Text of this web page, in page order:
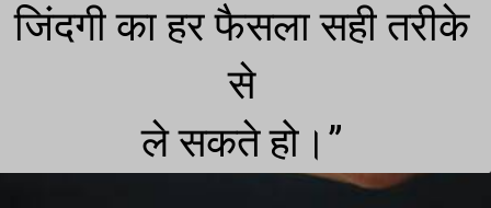
जिंदगी का हर फैसला सही तरीके
से
ले सकते हो।”